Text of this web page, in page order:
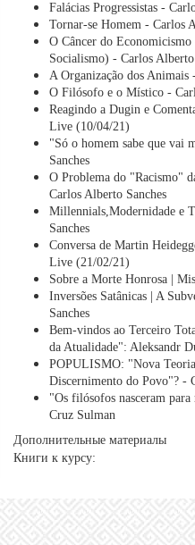
Falácias Progressistas -
Tornar-se Homem - Carlos
O Câncer do
Socialismo) - Carlos Alberto
A Organização dos Animais
O Filósofo e o Místico -
Reagindo a Dugin e
Live (10/04/21)
"Só o homem sabe que vai
Sanches
O Problema do "Racismo"
Carlos Alberto Sanches
Millennials,Modernidade e
Sanches
Conversa de Martin
Live (21/02/21)
Sobre a Morte Honrosa |
Inversões Satânicas | A
Sanches
Bem-vindos ao Terceiro
da Atualidade": Aleksandr
POPULISMO: "Nova
Discernimento do Povo"? -
"Os filósofos nasceram
Cruz Sulman
Дополнительные материалы
Книги к курсу: